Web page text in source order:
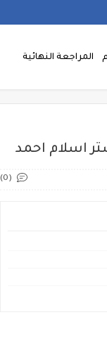
المراجعة النهائية
اسلام احمد
(0)